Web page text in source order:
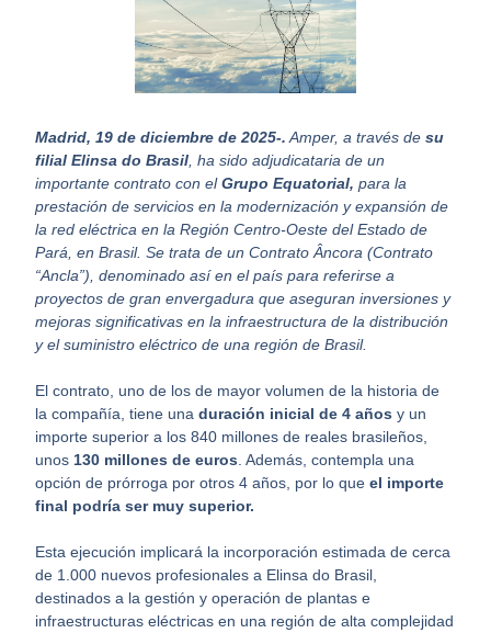
Madrid, 19 de diciembre de 2025-. Amper, a través de su
filial Elinsa do Brasil , ha sido adjudicataria de un
importante contrato con elGrupo Equatorial, para la
prestación de servicios en la modernización y expansión de
la red eléctrica en la Región Centro-Oeste del Estado de
Pará, en Brasil. Se trata de un Contrato Âncora (Contrato
“Ancla”), denominado así en el país para referirse a
proyectos de gran envergadura que aseguran inversiones y
mejoras significativas en la infraestructura de la distribución
y el suministro eléctrico de una región de Brasil.
El contrato, uno de los de mayor volumen de la historia de
la compañía, tiene unaduración inicial de 4 años y un
importe superior a los 840 millones de reales brasileños,
unos 130 millones de euros . Además, contempla una
opción de prórroga por otros 4 años, por lo queel importe
final podría ser muy superior.
Esta ejecución implicará la incorporación estimada de cerca
de 1.000 nuevos profesionales a Elinsa do Brasil,
destinados a la gestión y operación de plantas e
infraestructuras eléctricas en una región de alta complejidad